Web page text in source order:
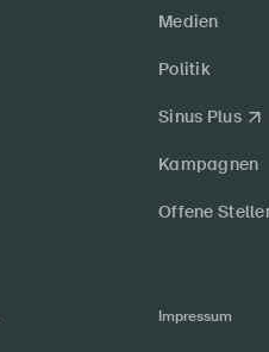
Medien
Politik
Sinus Plus
Kampagnen
Offene
Impressum